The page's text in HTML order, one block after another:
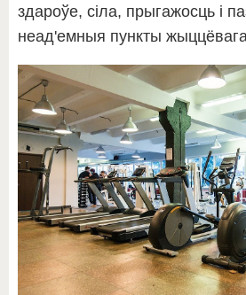
здароўе, сіла, прыгажосць і
неад'емныя пункты